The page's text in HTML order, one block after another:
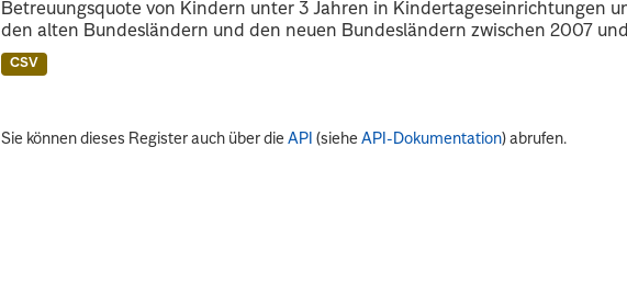
Betreuungsquote von Kindern unter 3 Jahren in Kindertageseinrichtungen
den alten Bundesländern und den neuen Bundesländern zwischen 2007
CSV
Sie können dieses Register auch über dieAPI (sieheAPI-Dokumentation) abrufen.